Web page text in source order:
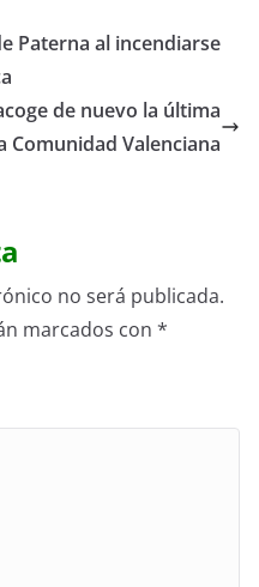
Paterna al incendiarse
de nuevo la última
Comunidad Valenciana
no será publicada.
marcados con *